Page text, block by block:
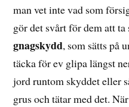
man vet inte vad som
gör det svårt för dem att
gnagskydd, som sätts på
täcka för ev glipa längst
jord runtom skyddet eller
grus och tätar med det.